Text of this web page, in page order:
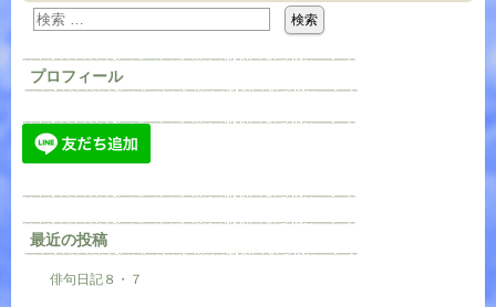
プロフィール
最近の投稿
俳句日記８・７